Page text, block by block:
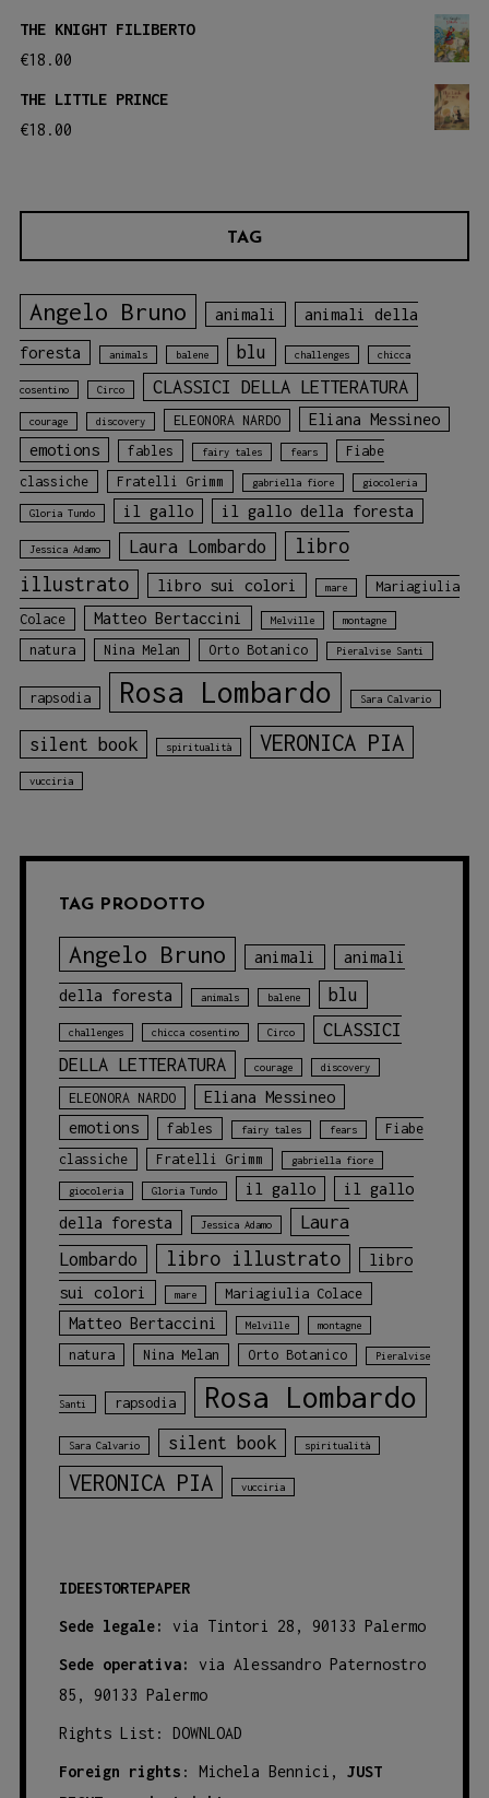
THE KNIGHT FILIBERTO
€18.00
THE LITTLE PRINCE
€18.00
TAG
Angelo Bruno animali animali della
foresta animals balene blu challenges chicca
cosentino Circo CLASSICI DELLA LETTERATURA
courage discovery ELEONORA NARDO
Eliana Messineo
emotions
fables fairy tales fears
Fiabe
classiche
Fratelli Grimm gabriella fiore giocoleria
Gloria Tundo il gallo il gallo della foresta
Jessica Adamo Laura Lombardo
libro
illustrato
libro sui colori mare
Mariagiulia
Colace
Matteo Bertaccini Melville montagne
natura Nina Melan Orto Botanico Pieralvise Santi
rapsodia Rosa Lombardo Sara Calvario
silent book spiritualità VERONICA PIA
vucciria
TAG PRODOTTO
Angelo Bruno animali animali
della foresta animals balene blu
challenges chicca cosentino Circo
CLASSICI
DELLA LETTERATURA
courage discovery
ELEONORA NARDO
Eliana Messineo
emotions
fables fairy tales fears
Fiabe
classiche
Fratelli Grimm gabriella fiore
giocoleria Gloria Tundo il gallo
il gallo
della foresta
Jessica Adamo
Laura
Lombardo
libro illustrato
libro
sui colori
mare Mariagiulia Colace
Matteo Bertaccini Melville montagne
natura Nina Melan Orto Botanico Pieralvise
Santi rapsodia Rosa Lombardo
Sara Calvario silent book spiritualità
VERONICA PIA vucciria
IDEESTORTEPAPER
Sede legale: via Tintori 28, 90133 Palermo
Sede operativa:
via Alessandro Paternostro
85, 90133 Palermo
Rights List: DOWNLOAD
Foreign rights : Michela Bennici, JUST